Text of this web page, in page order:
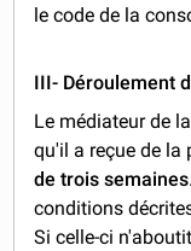
le code de la
III- Déroulement
Le médiateur de
qu'il a reçue de
de trois semaines
conditions
Si celle-ci